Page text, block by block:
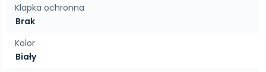
Klapka ochronna
Brak
Kolor
Biały